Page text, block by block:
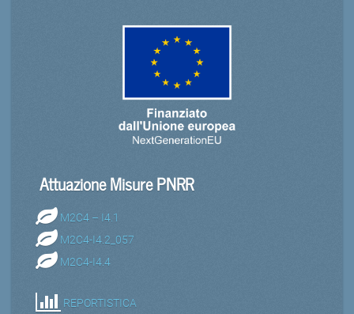
Attuazione Misure PNRR
M2C4 – I4.1
M2C4-I4.2_057
M2C4-I4.4
REPORTISTICA